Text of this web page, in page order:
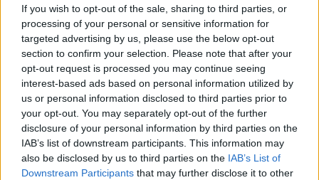
If you wish to opt-out of the sale, sharing to third parties, or
processing of your personal or sensitive information for
targeted advertising by us, please use the below opt-out
section to confirm your selection. Please note that after your
opt-out request is processed you may continue seeing
interest-based ads based on personal information utilized by
us or personal information disclosed to third parties prior to
your opt-out. You may separately opt-out of the further
disclosure of your personal information by third parties on the
IAB’s list of downstream participants. This information may
also be disclosed by us to third parties on the IAB’s List of
Downstream Participants that may further disclose it to other
6 makacs tévhit az idősebb kutyák
örökbefogadásáról – pedig
gyakran ők a leghálásabb társak